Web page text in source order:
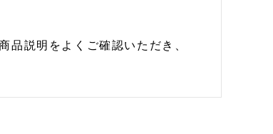
品説明をよくご確認いただき、